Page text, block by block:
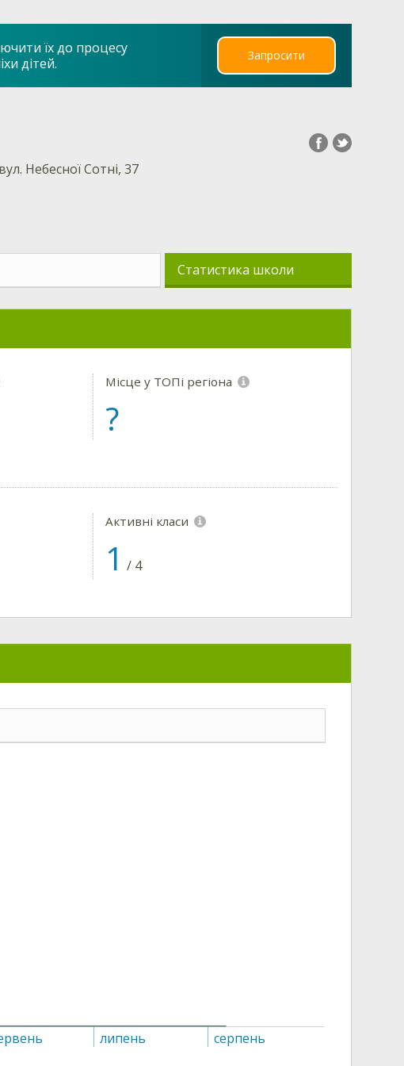
їх до процесу
дітей.
Запросити
Небесної Сотні, 37
Статистика школи
Місце у ТОПі регіона
?
Активні класи
1 / 4
липень серпень